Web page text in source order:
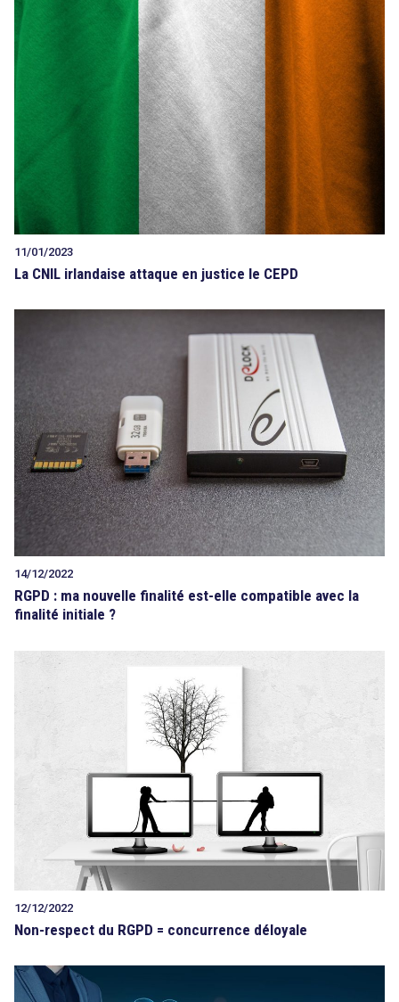
11/01/2023
La CNIL irlandaise attaque en justice le CEPD
14/12/2022
RGPD : ma nouvelle finalité est-elle compatible avec la
finalité initiale ?
12/12/2022
Non-respect du RGPD = concurrence déloyale